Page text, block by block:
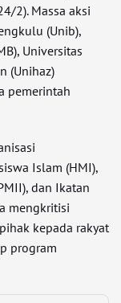
2). Massa aksi
(Unib),
Universitas
(Unihaz)
pemerintah
Islam (HMI),
dan Ikatan
mengkritisi
kepada rakyat
program